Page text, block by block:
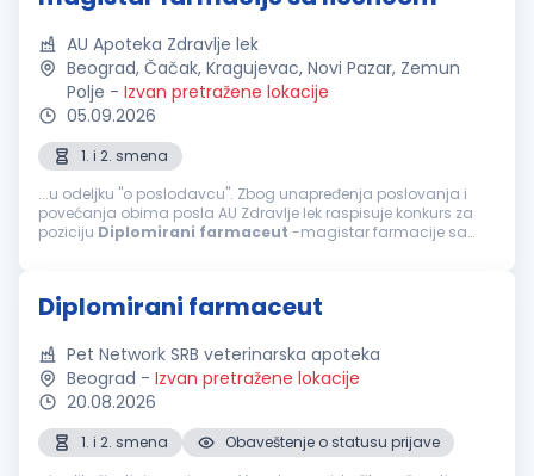
AU Apoteka Zdravlje lek
Beograd, Čačak, Kragujevac, Novi Pazar, Zemun
Polje - Izvan pretražene lokacije
05.09.2026
1. i 2. smena
...u odeljku "o poslodavcu". Zbog unapređenja poslovanja i
povećanja obima posla AU Zdravlje lek raspisuje konkurs za
poziciju Diplomirani farmaceut -magistar farmacije sa
Diplomirani farmaceut
Pet Network SRB veterinarska apoteka
Beograd - Izvan pretražene lokacije
20.08.2026
1. i 2. smena
Obaveštenje o statusu prijave